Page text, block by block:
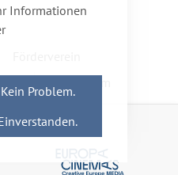
Informationen
Kein Problem.
Netzwerk